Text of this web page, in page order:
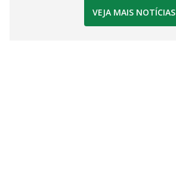
VEJA MAIS NOTÍCIAS